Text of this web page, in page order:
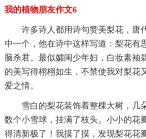
我的植物朋友作文6
许多诗人都用诗句赞美梨花，唐
中一个，他在诗中这样写道：梨花有
脑杀君。最似孀闺少年妇，白妆素袖
的美写得栩栩如生，不禁使我对梨花
爱之情。
雪白的梨花装饰着整棵大树，几
数个小雪球，挂满了枝头。小小的花
得清新极了！我摸了摸，发现梨花花